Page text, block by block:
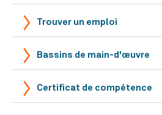
Trouver un emploi
Bassins de main-d'œuvre
Certificat de compétence